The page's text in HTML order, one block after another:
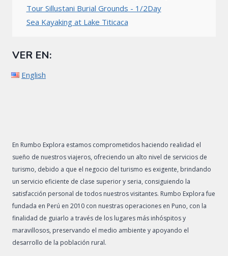
Tour Sillustani Burial Grounds - 1/2Day
Sea Kayaking at Lake Titicaca
VER EN:
English
En Rumbo Explora estamos comprometidos haciendo realidad el
sueño de nuestros viajeros, ofreciendo un alto nivel de servicios de
turismo, debido a que el negocio del turismo es exigente, brindando
un servicio eficiente de clase superior y seria, consiguiendo la
satisfacción personal de todos nuestros visitantes. Rumbo Explora fue
fundada en Perú en 2010 con nuestras operaciones en Puno, con la
finalidad de guiarlo a través de los lugares más inhóspitos y
maravillosos, preservando el medio ambiente y apoyando el
desarrollo de la población rural.